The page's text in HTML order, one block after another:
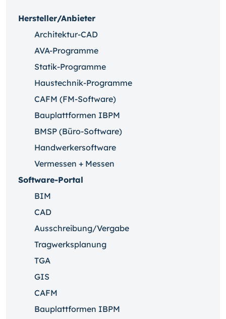
Hersteller/Anbieter
Architektur-CAD
AVA-Programme
Statik-Programme
Haustechnik-Programme
CAFM (FM-Software)
Bauplattformen IBPM
BMSP (Büro-Software)
Handwerkersoftware
Vermessen + Messen
Software-Portal
BIM
CAD
Ausschreibung/Vergabe
Tragwerksplanung
TGA
GIS
CAFM
Bauplattformen IBPM